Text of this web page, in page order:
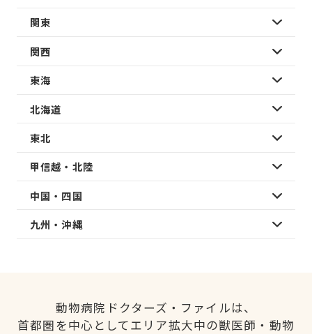
関東
関西
東海
北海道
東北
甲信越・北陸
中国・四国
九州・沖縄
動物病院ドクターズ・ファイルは、
首都圏を中心としてエリア拡大中の獣医師・動物